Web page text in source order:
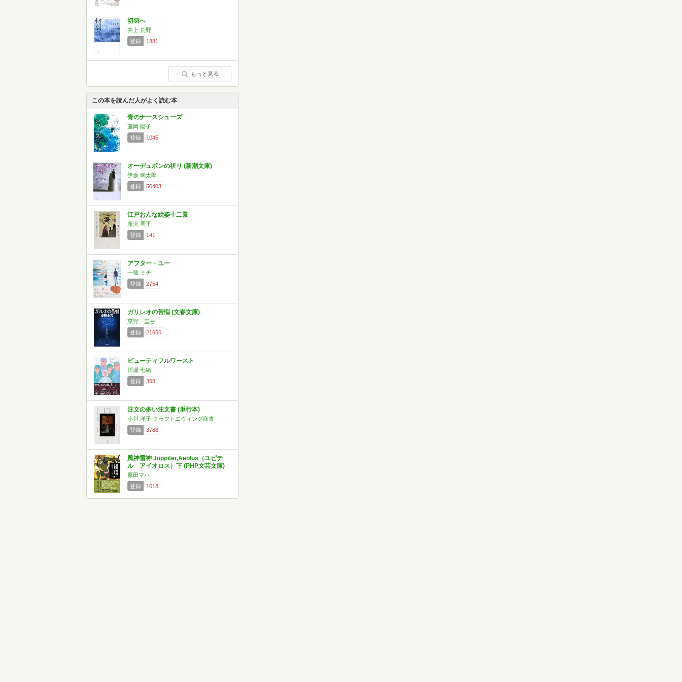
切羽へ
井上 荒野
登録
1881
もっと見る
この本を読んだ人がよく読む本
青のナースシューズ
藤岡 陽子
登録
1045
オーデュボンの祈り (新潮文庫)
伊坂 幸太郎
登録
50403
江戸おんな絵姿十二景
藤沢 周平
登録
141
アフター・ユー
一穂 ミチ
登録
2754
ガリレオの苦悩 (文春文庫)
東野 圭吾
登録
21656
ビューティフルワースト
川瀬 七緒
登録
358
注文の多い注文書 (単行本)
小川 洋子,クラフトエヴィング商會
登録
3788
風神雷神 Juppiter,Aeolus（ユピテ
ル アイオロス）下 (PHP文芸文庫)
原田マハ
登録
1018